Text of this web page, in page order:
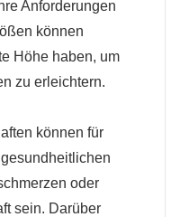
Anforderungen
können
Höhe haben, um
zu erleichtern.
können für
oder
sein. Darüber